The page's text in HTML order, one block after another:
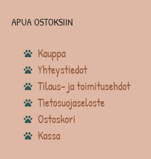
APUA OSTOKSIIN
Kauppa
Yhteystiedot
Tilaus- ja toimitusehdot
Tietosuojaseloste
Ostoskori
Kassa